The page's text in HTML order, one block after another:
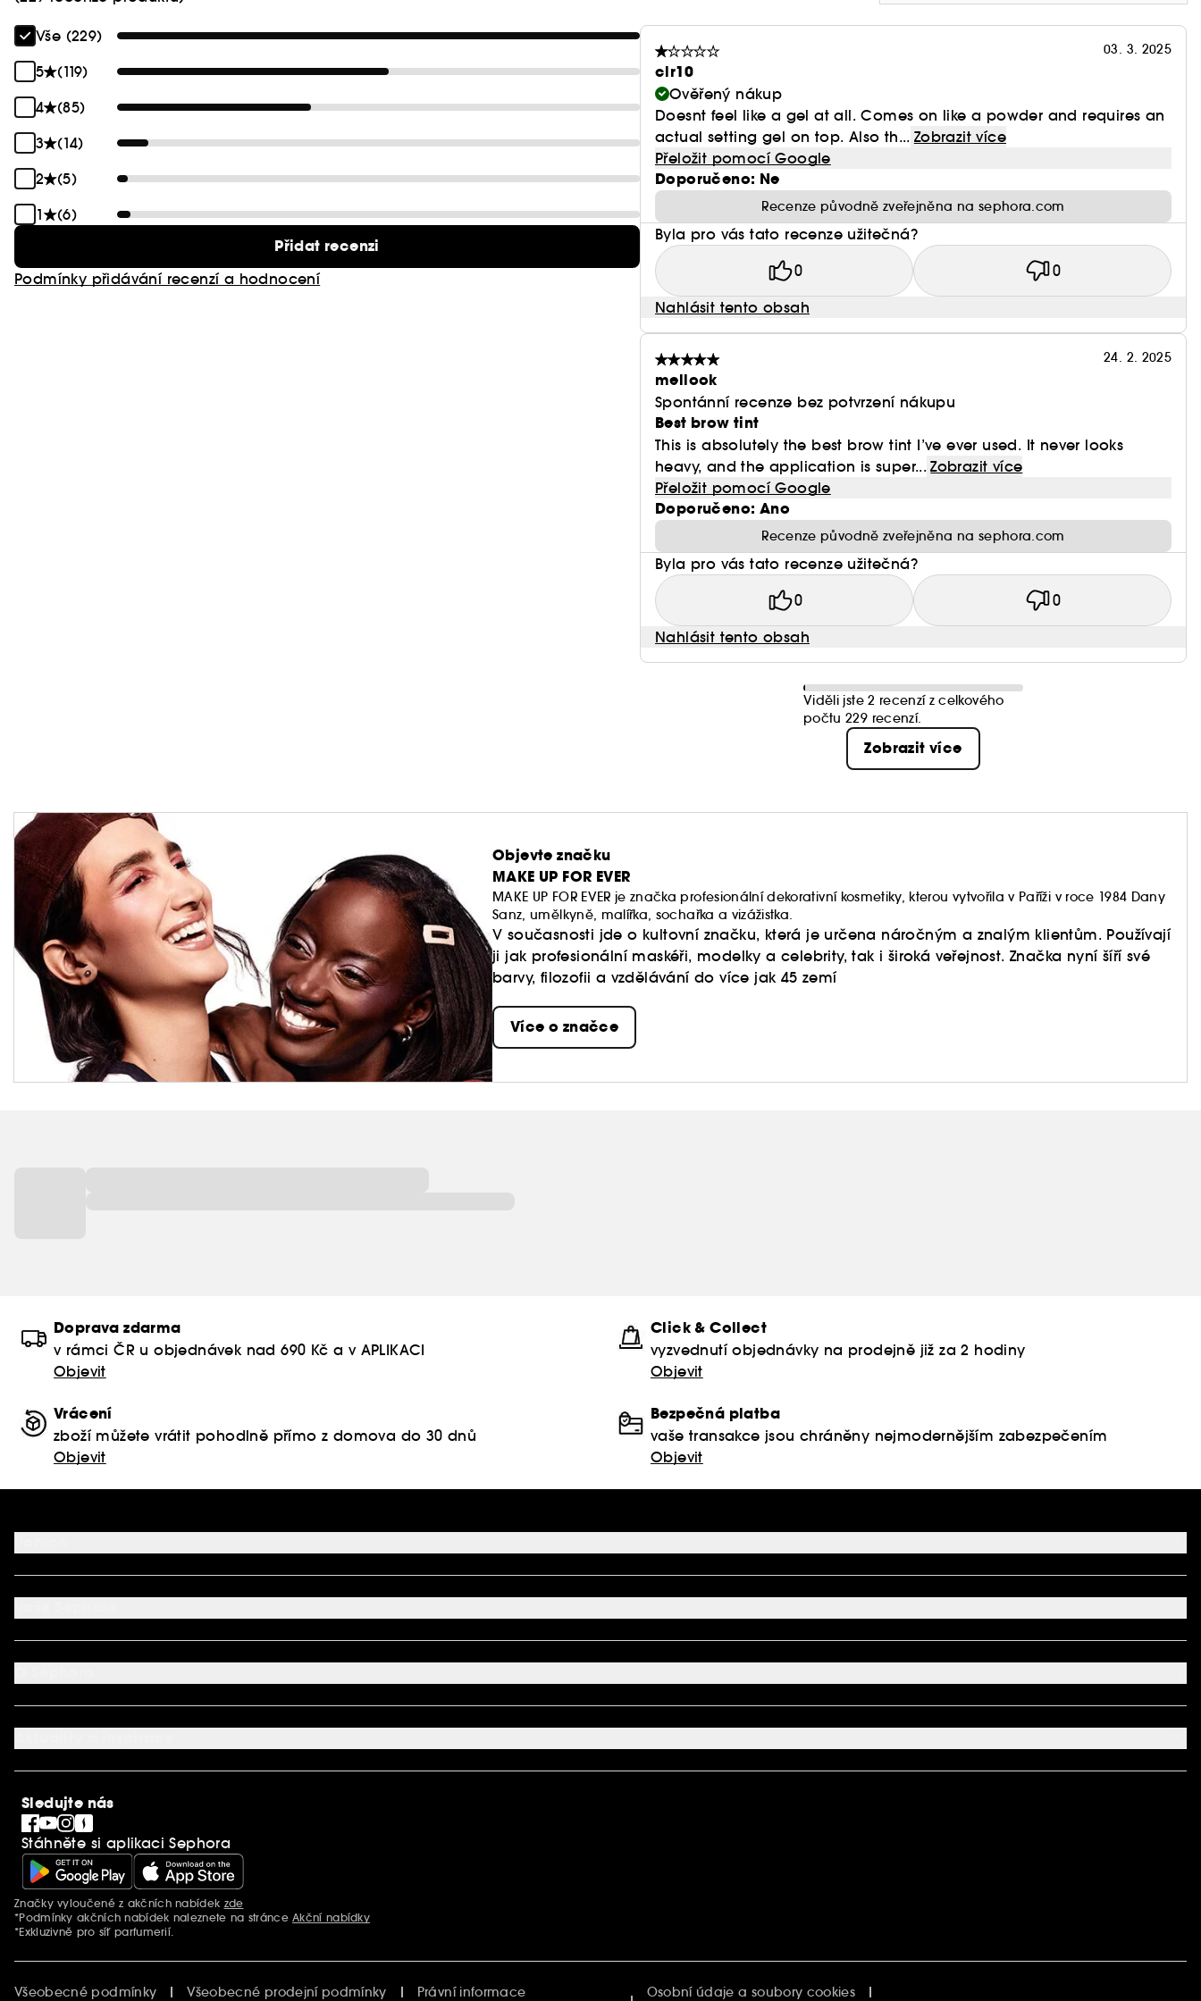
Vše (229)
5
(119)
4
(85)
3
(14)
2
(5)
1
(6)
Přidat recenzi
Podmínky přidávání recenzí a hodnocení
03. 3. 2025
clr10
Ověřený nákup
Doesnt feel like a gel at all. Comes on like a powder and requires an
actual setting gel on top. Also th... Zobrazit více
Přeložit pomocí Google
Doporučeno: Ne
Recenze původně zveřejněna na sephora.com
Byla pro vás tato recenze užitečná?
0 0
Nahlásit tento obsah
24. 2. 2025
mellook
Spontánní recenze bez potvrzení nákupu
Best brow tint
This is absolutely the best brow tint I’ve ever used. It never looks
heavy, and the application is super... Zobrazit více
Přeložit pomocí Google
Doporučeno: Ano
Recenze původně zveřejněna na sephora.com
Byla pro vás tato recenze užitečná?
0 0
Nahlásit tento obsah
Viděli jste 2 recenzí z celkového
počtu 229 recenzí.
Zobrazit více
Objevte značku
MAKE UP FOR EVER
MAKE UP FOR EVER je značka profesionální dekorativní kosmetiky, kterou vytvořila v Paříži v roce 1984 Dany
Sanz, umělkyně, malířka, sochařka a vizážistka.
V současnosti jde o kultovní značku, která je určena náročným a znalým klientům. Používají
ji jak profesionální maskéři, modelky a celebrity, tak i široká veřejnost. Značka nyní šíří své
barvy, filozofii a vzdělávání do více jak 45 zemí
Více o značce
Doprava zdarma
v rámci ČR u objednávek nad 690 Kč a v APLIKACI
Objevit
Click & Collect
vyzvednutí objednávky na prodejně již za 2 hodiny
Objevit
Vrácení
zboží můžete vrátit pohodlně přímo z domova do 30 dnů
Objevit
Bezpečná platba
vaše transakce jsou chráněny nejmodernějším zabezpečením
Objevit
FAQ
Podmínky Nabídek
Kontaktujte nás
Mapa stránky
Můj účet
Aplikace SEPHORA
Nastavení souborů cookie
O společnosti Sephora
Kariéra
SEPHORiA
Blog Sephora
Singles´ Day
Black Friday
Cyber Monday
Vánoce
Sledujte nás
Stáhněte si aplikaci Sephora
Další informace
Značky vyloučené z akčních nabídek zde
*Podmínky akčních nabídek naleznete na stránceAkční nabídky
*Exkluzivně pro síť parfumerií.
Všeobecné podmínky Všeobecné prodejní podmínky Právní informace Osobní údaje a soubory cookies